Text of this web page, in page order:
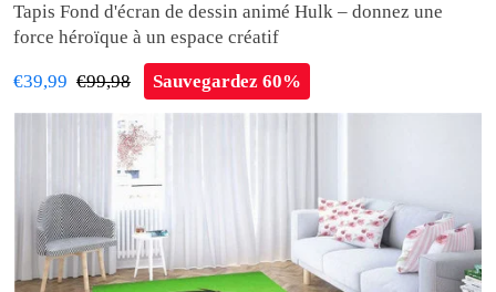
Tapis Fond d'écran de dessin animé Hulk – donnez une
force héroïque à un espace créatif
€39,99 €99,98 Sauvegardez 60%